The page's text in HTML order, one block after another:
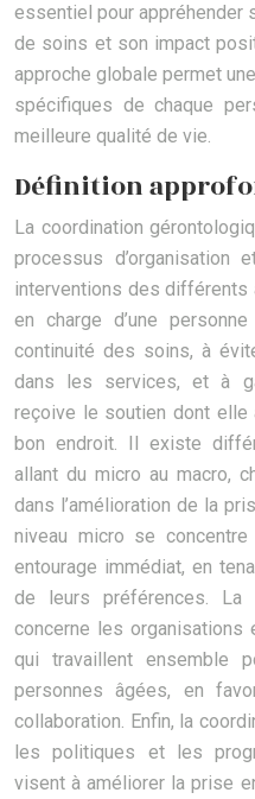
essentiel pour appréhender
de soins et son impact
approche globale permet
spécifiques de chaque
meilleure qualité de vie.
Définition
La coordination
processus
interventions des différents
en charge d’une
continuité des soins, à
dans les services, et à
reçoive le soutien dont elle
bon endroit. Il existe
allant du micro au macro,
dans l’amélioration de la
niveau micro se
entourage immédiat, en
de leurs préférences. La
concerne les
qui travaillent ensemble
personnes âgées, en
collaboration. Enfin, la
les politiques et les
visent à améliorer la prise